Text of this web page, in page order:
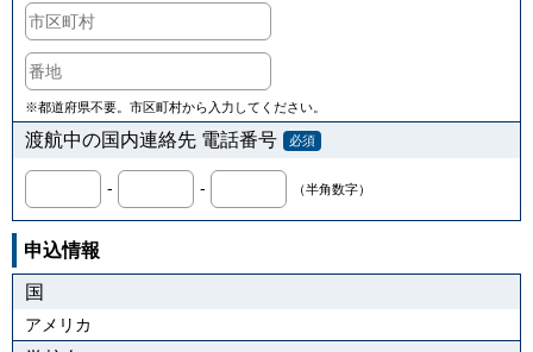
※都道府県不要。市区町村から入力してください。
渡航中の国内連絡先 電話番号 必須
- - （半角数字）
申込情報
国
アメリカ